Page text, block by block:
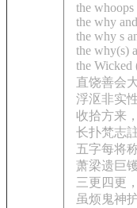
the
the why
the why s
the why(s)
the
直饶善会
浮沤非实
收拾方来
长扑梵志
五字每将
萧梁遗巨
三更四更
虽烦鬼神